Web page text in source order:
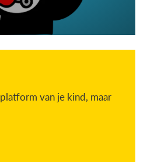
van je kind, maar